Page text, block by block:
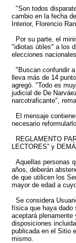
"Son todos
cambio en la fecha
Interior, Florencio
Por su parte, el
"idiotas útiles" a los
elecciones
"Buscan confundir
lleva más de 14
agregó. "Todo es
judicial de De
narcotraficante",
El mensaje
necesario
REGLAMENTO
LECTORES” y
Aquellas personas
años, deberán
de que utilicen los
mayor de edad a
Se considera
física que haya
aceptará
disposiciones
publicada en el Sitio
mismo.